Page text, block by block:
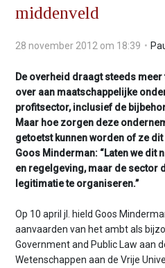
v
g
t
o
n
J
u
m
p
o
a
i
middenveld
28 november 2012 om 18:39
De overheid draagt steeds
over aan maatschappelijke
profitsector, inclusief de
Maar hoe zorgen deze
getoetst kunnen worden of ze
Goos Minderman: “Laten we dit
en regelgeving, maar de sector
legitimatie te organiseren.”
Op 10 april jl. hield Goos
aanvaarden van het ambt als
Government and Public Law aan
Wetenschappen aan de Vrije